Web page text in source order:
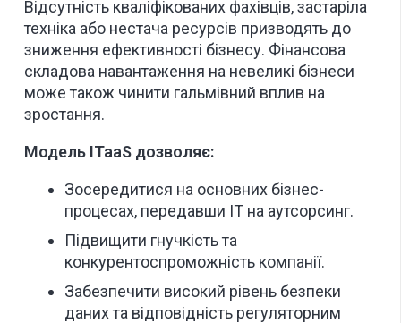
Відсутність кваліфікованих фахівців, застаріла
техніка або нестача ресурсів призводять до
зниження ефективності бізнесу. Фінансова
складова навантаження на невеликі бізнеси
може також чинити гальмівний вплив на
зростання.
Модель ITaaS дозволяє:
Зосередитися на основних бізнес-
процесах, передавши ІТ на аутсорсинг.
Підвищити гнучкість та
конкурентоспроможність компанії.
Забезпечити високий рівень безпеки
даних та відповідність регуляторним